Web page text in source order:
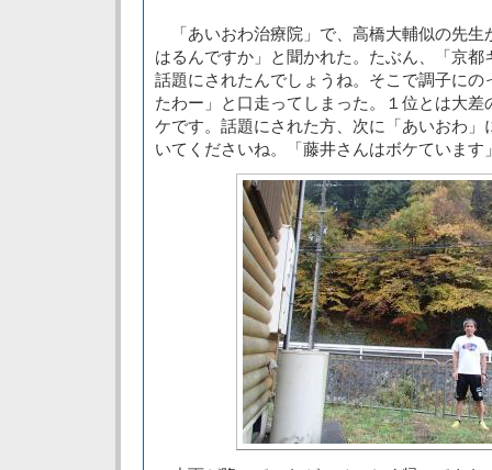
「あいおわ治療院」で、高橋大輔似の先生
はるんですか」と聞かれた。たぶん、「京
話題にされたんでしょうね。そこで調子にの
たわー」と口走ってしまった。１位とは大
ケです。話題にされた方、次に「あいおわ」
いてくださいね。「藤井さんはボケています